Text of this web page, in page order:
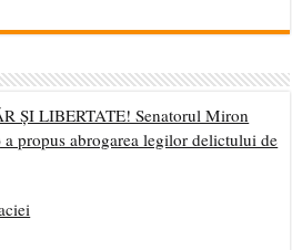
ȘI LIBERTATE! Senatorul Miron
a propus abrogarea legilor delictului de